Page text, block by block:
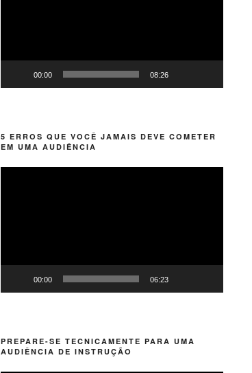
00:00 08:26
5 ERROS QUE VOCÊ JAMAIS DEVE COMETER
EM UMA AUDIÊNCIA
00:00 06:23
PREPARE-SE TECNICAMENTE PARA UMA
AUDIÊNCIA DE INSTRUÇÃO